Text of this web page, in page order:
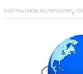
kommunikációs rendszer,